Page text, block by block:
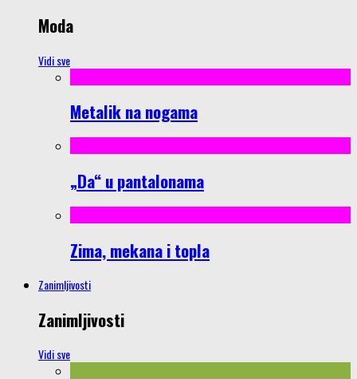
Moda
Vidi sve
Metalik na nogama
„Da“ u pantalonama
Zima, mekana i topla
Zanimljivosti
Zanimljivosti
Vidi sve